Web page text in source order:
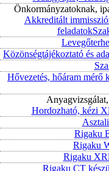
Önkormányzatoknak,
Akkreditált
feladatok
Közönségtájékoztató és
Hővezetés, hőáram mérő
Hordozható, kézi
Rigaku
Rigaku
Rigaku
Rigaku CT